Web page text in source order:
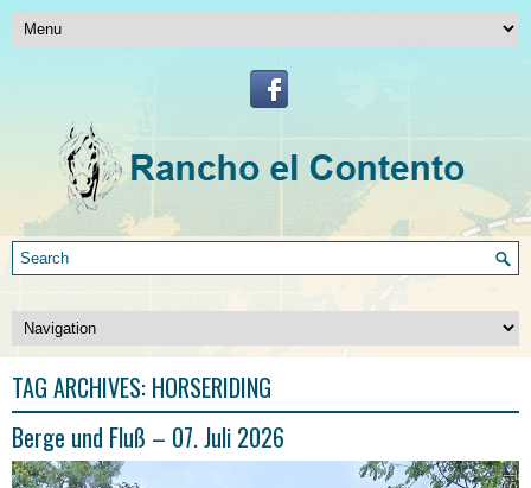
TAG ARCHIVES: HORSERIDING
Berge und Fluß – 07. Juli 2026